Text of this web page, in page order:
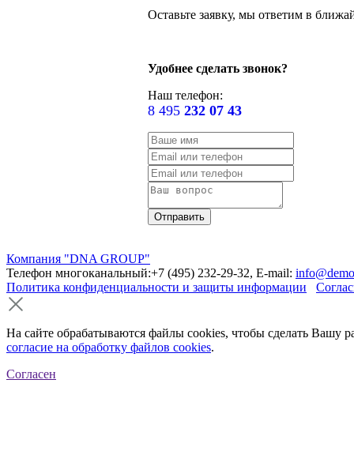
Оставьте заявку, мы ответим в
Удобнее сделать звонок?
Наш телефон:
8 495 232 07 43
Компания "DNA GROUP"
Телефон многоканальный:+7 (495) 232-29-32, E-mail:
Политика конфиденциальности и защиты информации
На сайте обрабатываются файлы cookies, чтобы сделать Вашу
согласие на обработку файлов cookies.
Согласен